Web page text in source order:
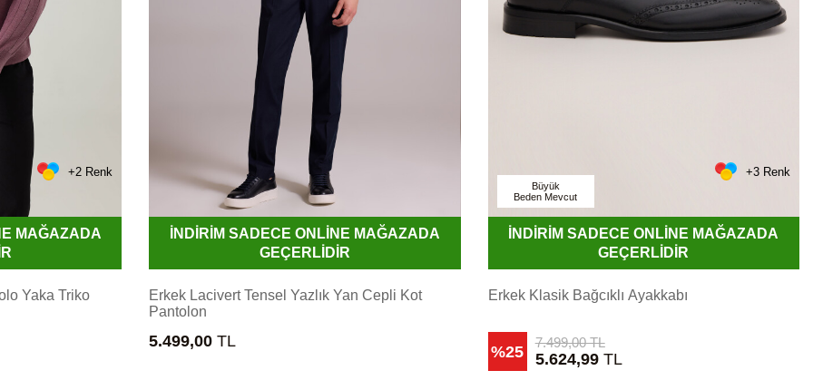
+2 Renk
MAĞAZADA
Yaka Triko
İNDİRİM SADECE ONLİNE MAĞAZADA
GEÇERLİDİR
Erkek Lacivert Tensel Yazlık Yan Cepli Kot
Pantolon
5.499,00 TL
Büyük
Beden Mevcut
+3 Renk
İNDİRİM SADECE ONLİNE MAĞAZADA
GEÇERLİDİR
Erkek Klasik Bağcıklı Ayakkabı
%25
7.499,00TL
5.624,99TL